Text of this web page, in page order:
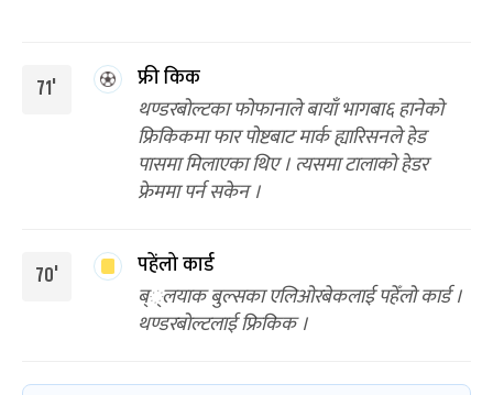
71'
फ्री किक
थण्डरबोल्टका फोफानाले बायाँ भागबा६ हानेको
फ्रिकिकमा फार पोष्टबाट मार्क ह्यारिसनले हेड
पासमा मिलाएका थिए । त्यसमा टालाको हेडर
फ्रेममा पर्न सकेन ।
70'
पहेंलो कार्ड
ब््लयाक बुल्सका एलिओरबेकलाई पहेँलो कार्ड ।
थण्डरबोल्टलाई फ्रिकिक ।